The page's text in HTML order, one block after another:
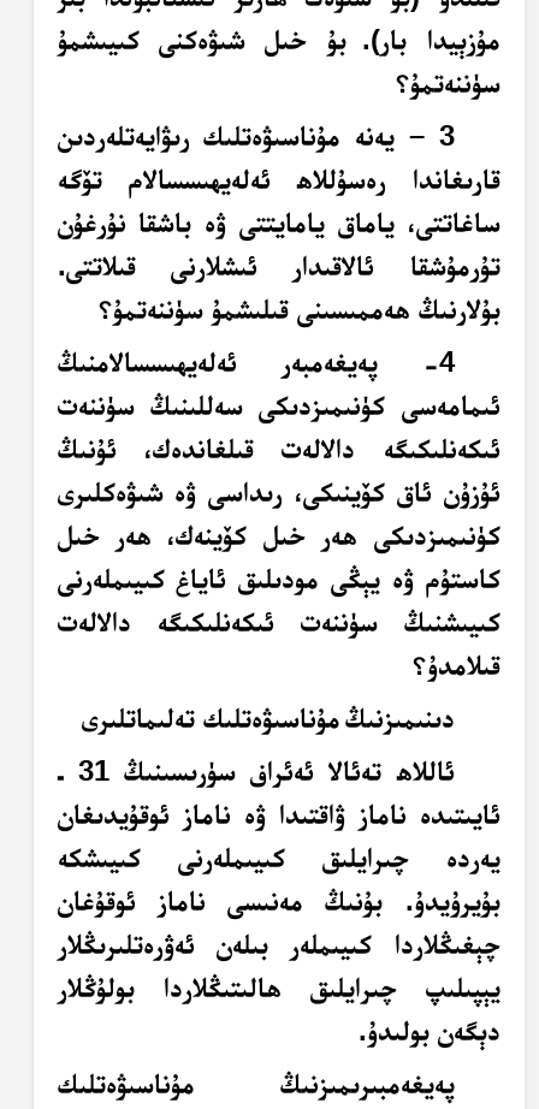
مۇزېيدا بار). بۇ خىل شىۋەكنى كىيىشمۇ
سۈننەتمۇ؟
3 – يەنە مۇناسىۋەتلىك رىۋايەتلەردىن
قارىغاندا رەسۇللاھ ئەلەيھىسسالام تۆگە
ساغاتتى، ياماق يامايتتى ۋە باشقا نۇرغۇن
تۇرمۇشقا ئالاقىدار ئىشلارنى قىلاتتى.
بۇلارنىڭ ھەممىسىنى قىلىشمۇ سۈننەتمۇ؟
4- پەيغەمبەر ئەلەيھىسسالامنىڭ
ئىمامەسى كۈنىمىزدىكى سەللىنىڭ سۈننەت
ئىكەنلىكىگە دالالەت قىلغاندەك، ئۇنىڭ
ئۇزۇن ئاق كۆينىكى، رىداسى ۋە شىۋەكلىرى
كۈنىمىزدىكى ھەر خىل كۆينەك، ھەر خىل
كاستۇم ۋە يېڭى مودىلىق ئاياغ كىيىملەرنى
كىيىشنىڭ سۈننەت ئىكەنلىكىگە دالالەت
قىلامدۇ؟
دىنىمىزنىڭمۇناسىۋەتلىك تەلىماتلىرى
ئاللاھ تەئالا ئەئراف سۈرىسىنىڭ 31 ـ
ئايىتىدە ناماز ۋاقتىدا ۋە ناماز ئوقۇيدىغان
يەردە چىرايلىق كىيىملەرنى كىيىشكە
بۇيرۇيدۇ. بۇنىڭ مەنىسى ناماز ئوقۇغان
چېغىڭلاردا كىيىملەر بىلەن ئەۋرەتلىرىڭلار
يېپىلىپ چىرايلىق ھالىتىڭلاردا بولۇڭلار
دېگەن بولىدۇ.
پەيغەمبىرىمىزنىڭ مۇناسىۋەتلىك